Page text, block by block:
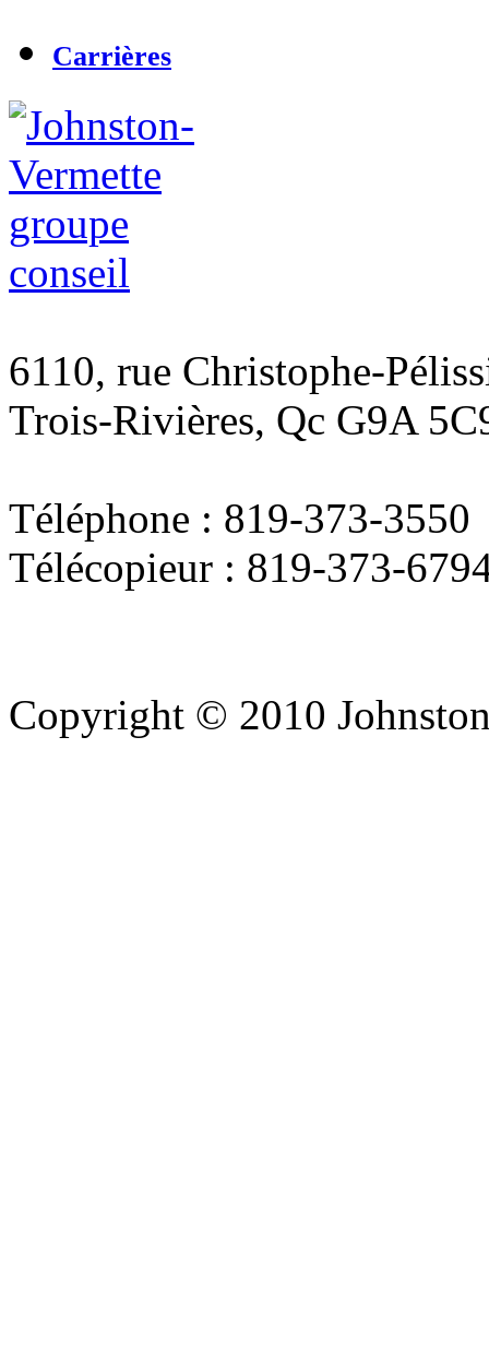
Carrières
6110, rue Christophe-
Trois-Rivières, Qc G9A
Téléphone : 819-373-3550
Télécopieur : 819-373-
Copyright © 2010